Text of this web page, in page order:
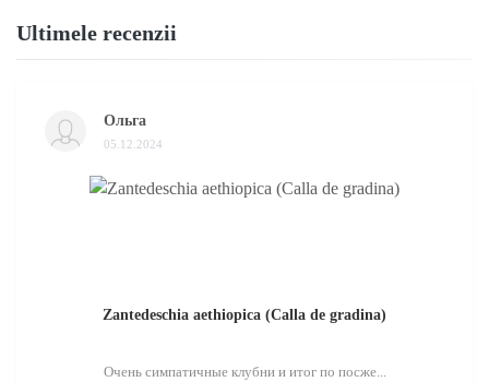
Ultimele recenzii
Ольга
05.12.2024
Zantedeschia aethiopica (Calla de gradina)
Очень симпатичные клубни и итог по посже...